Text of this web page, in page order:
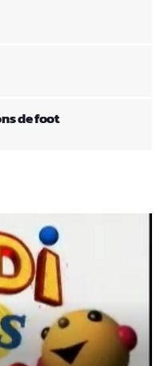
de foot